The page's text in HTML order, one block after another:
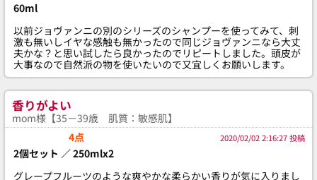
60ml
以前ジョヴァンニの別のシリーズのシャンプーを使ってみて、刺
激も無いしイヤな感触も無かったので同じジョヴァンニなら大丈
夫かな？と思い試したら良かったのでリピートしました。頭皮が
大事なので自然派の物を使いたいので又宜しくお願いします。
香りがよい
mom様【35－39歳 肌質：敏感肌】
4点
2020/02/02 2:16:27 投稿
2個セット ／ 250mlx2
グレープフルーツのような爽やかな柔らかい香りが気に入りまし